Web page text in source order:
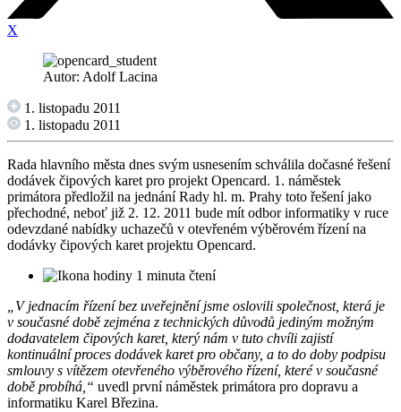
X
Autor: Adolf Lacina
1. listopadu 2011
1. listopadu 2011
Rada hlavního města dnes svým usnesením schválila dočasné řešení
dodávek čipových karet pro projekt Opencard. 1. náměstek
primátora předložil na jednání Rady hl. m. Prahy toto řešení jako
přechodné, neboť již 2. 12. 2011 bude mít odbor informatiky v ruce
odevzdané nabídky uchazečů v otevřeném výběrovém řízení na
dodávky čipových karet projektu Opencard.
1 minuta čtení
„V jednacím řízení bez uveřejnění jsme oslovili společnost, která je
v současné době zejména z technických důvodů jediným možným
dodavatelem čipových karet, který nám v tuto chvíli zajistí
kontinuální proces dodávek karet pro občany, a to do doby podpisu
smlouvy s vítězem otevřeného výběrového řízení, které v současné
době probíhá,“ uvedl první náměstek primátora pro dopravu a
informatiku Karel Březina.